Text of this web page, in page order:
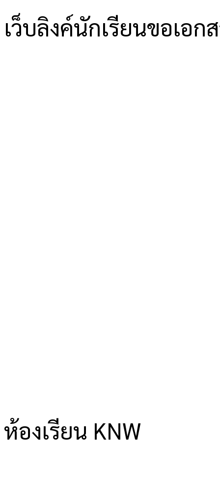
เว็บลิงค์นักเรียนขอเอก
ห้องเรียน KNW